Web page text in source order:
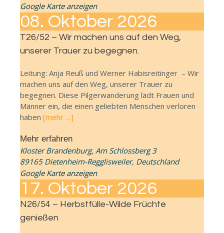
Google Karte anzeigen
08. Oktober 2026
T26/52 – Wir machen uns auf den Weg,
unserer Trauer zu begegnen.
Leitung: Anja Reuß und Werner Habisreitinger – Wir
machen uns auf den Weg, unserer Trauer zu
begegnen. Diese Pilgerwanderung lädt Frauen und
Männer ein, die einen geliebten Menschen verloren
haben [mehr …]
Mehr erfahren
Kloster Brandenburg, Am Schlossberg 3
89165 Dietenheim-Regglisweiler, Deutschland
Google Karte anzeigen
17. Oktober 2026
N26/54 – Herbstfülle-Wilde Früchte
genießen